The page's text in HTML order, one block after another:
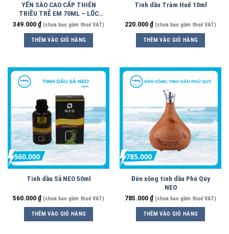
YẾN SÀO CAO CẤP THIÊN
TRIỀU TRẺ EM 70ML – LỐC
6HỦ
349.000₫ (chưa bao gồm thuế VAT)
THÊM VÀO GIỎ HÀNG
Tinh dầu Tràm Huế 10ml
220.000₫ (chưa bao gồm thuế VAT)
THÊM VÀO GIỎ HÀNG
Tinh dầu Sả NEO 50ml
560.000₫ (chưa bao gồm thuế VAT)
THÊM VÀO GIỎ HÀNG
Đèn xông tinh dầu Phú Qúy
NEO
785.000₫ (chưa bao gồm thuế VAT)
THÊM VÀO GIỎ HÀNG